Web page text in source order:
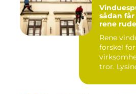
sådan
rene
Rene
forskel
tror.